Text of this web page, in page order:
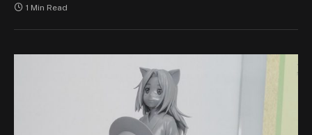
1 Min Read